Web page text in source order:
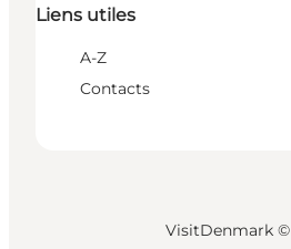
Liens utiles
A-Z
Contacts
VisitDenmark ©